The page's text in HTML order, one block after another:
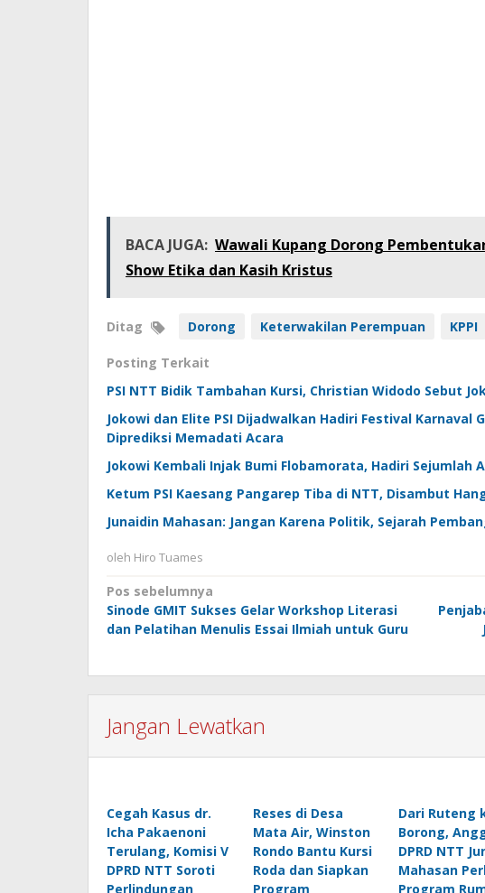
BACA JUGA: Wawali Kupang Dorong
Show Etika dan Kasih Kristus
Ditag Dorong Keterwakilan Perempuan KPPI
Posting Terkait
PSI NTT Bidik Tambahan Kursi, Christian Widodo Sebut
Jokowi dan Elite PSI Dijadwalkan Hadiri Festival Karnaval
Diprediksi Memadati Acara
Jokowi Kembali Injak Bumi Flobamorata, Hadiri Sejumlah
Ketum PSI Kaesang Pangarep Tiba di NTT, Disambut
Junaidin Mahasan: Jangan Karena Politik, Sejarah
oleh Hiro Tuames
Navigasi
pos
Pos sebelumnya
Sinode GMIT Sukses Gelar Workshop Literasi
dan Pelatihan Menulis Essai Ilmiah untuk Guru
Jangan Lewatkan
Cegah Kasus dr.
Icha Pakaenoni
Terulang, Komisi V
DPRD NTT Soroti
Perlindungan
Reses di Desa
Mata Air, Winston
Rondo Bantu Kursi
Roda dan Siapkan
Program
Dari Ruteng
Borong,
DPRD NTT
Mahasan
Program